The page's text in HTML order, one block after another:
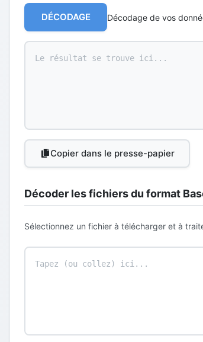
DÉCODAGE Décodage de vos
Copier dans le presse-papier
Décoder les fichiers du format
Sélectionnez un fichier à télécharger et à